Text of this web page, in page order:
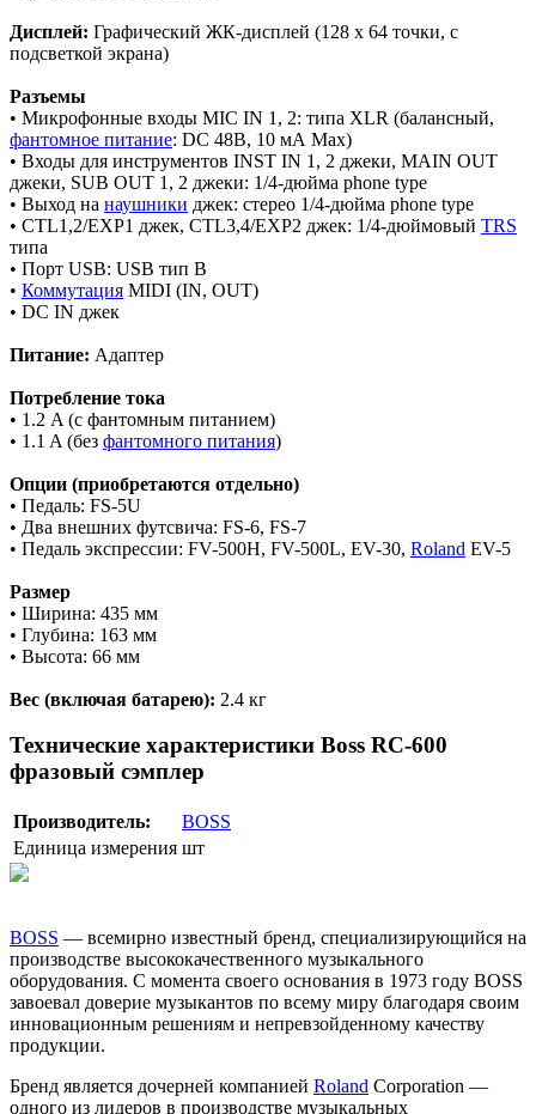
Дисплей: Графический ЖК-дисплей (128 x 64 точки, с
подсветкой экрана)
Разъемы
• Микрофонные входы MIC IN 1, 2: типа XLR (балансный,
фантомное питание: DC 48В, 10 мА Max)
• Входы для инструментов INST IN 1, 2 джеки, MAIN OUT
джеки, SUB OUT 1, 2 джеки: 1/4-дюйма phone type
• Выход на наушники джек: стерео 1/4-дюйма phone type
• CTL1,2/EXP1 джек, CTL3,4/EXP2 джек: 1/4-дюймовый TRS
типа
• Порт USB: USB тип B
• Коммутация MIDI (IN, OUT)
• DC IN джек
Питание: Адаптер
Потребление тока
• 1.2 A (с фантомным питанием)
• 1.1 A (без фантомного питания)
Опции (приобретаются отдельно)
• Педаль: FS-5U
• Два внешних футсвича: FS-6, FS-7
• Педаль экспрессии: FV-500H, FV-500L, EV-30, Roland EV-5
Размер
• Ширина: 435 мм
• Глубина: 163 мм
• Высота: 66 мм
Вес (включая батарею): 2.4 кг
Технические характеристики Boss RC-600
фразовый сэмплер
Производитель:
BOSS
Единица измерения шт
BOSS — всемирно известный бренд, специализирующийся на
производстве высококачественного музыкального
оборудования. С момента своего основания в 1973 году BOSS
завоевал доверие музыкантов по всему миру благодаря своим
инновационным решениям и непревзойденному качеству
продукции.
Бренд является дочерней компанией Roland Corporation —
одного из лидеров в производстве музыкальных